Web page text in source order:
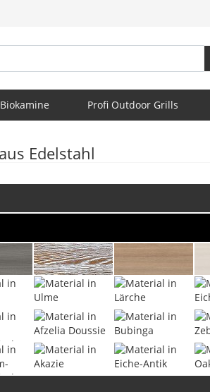
Biokamine Profi Outdoor Grills
Edelstahl